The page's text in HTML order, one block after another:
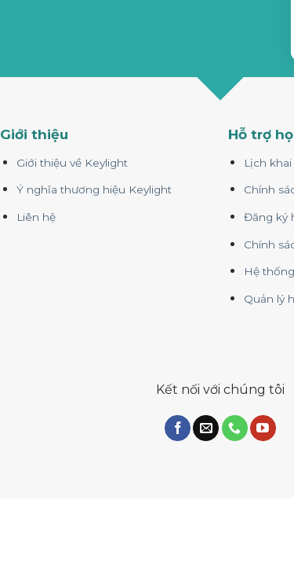
Giới thiệu
Giới thiệu về Keylight
Ý nghĩa thương hiệu Keylight
Liên hệ
Hỗ trợ
Lịch
Chính
Đăng ký
Chính
Hệ
Quản lý
Kết nối với chúng tôi